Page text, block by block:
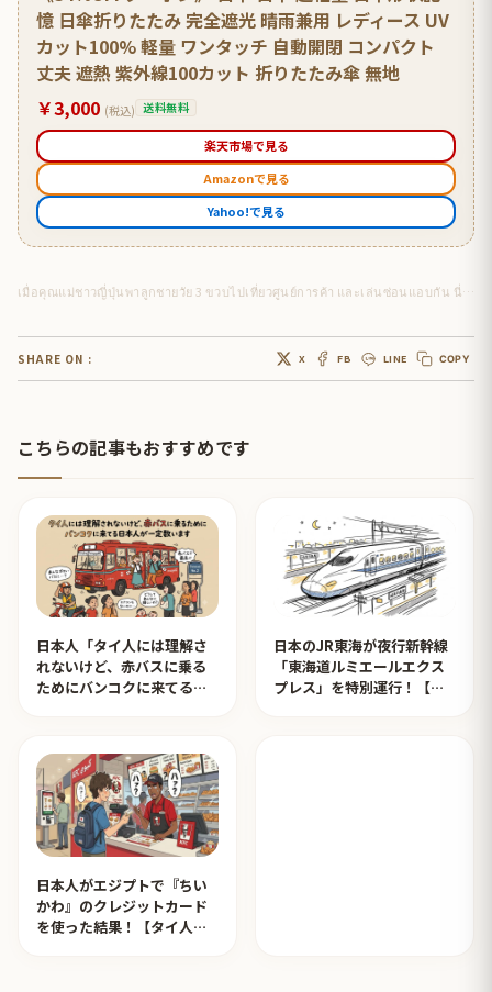
憶 日傘折りたたみ 完全遮光 晴雨兼用 レディース UV
カット100% 軽量 ワンタッチ 自動開閉 コンパクト
丈夫 遮熱 紫外線100カット 折りたたみ傘 無地
￥3,000 (税込) 送料無料
楽天市場で見る
Amazonで見る
Yahoo!で見る
เมื่อคุณแม่ชาวญี่ปุ่นพาลูกชายวัย 3 ขวบไปเที่ยวศูนย์การค้า และเล่นซ่อนแอบกัน นี่คือจุดที่น้องไปซ่อน…
SHARE ON : X FB LINE COPY
こちらの記事もおすすめです
日本人「タイ人には理解さ
れないけど、赤バスに乗る
ためにバンコクに来てる日
日本のJR東海が夜行新幹線
「東海道ルミエールエクス
プレス」を特別運行！【タ
日本人がエジプトで『ちい
かわ』のクレジットカード
を使った結果！【タイ人の